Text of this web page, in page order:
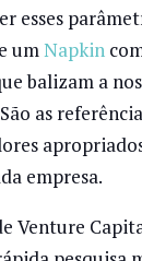
esses
umNapkin
balizam a
as
empresa.
Venture